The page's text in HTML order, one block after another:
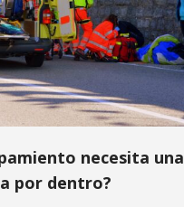
necesita una
por dentro?